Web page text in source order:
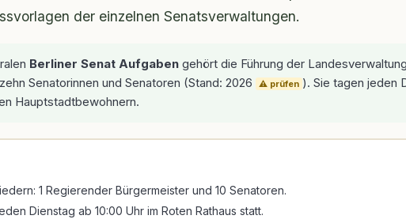
der einzelnen Senatsverwaltungen.
Berliner Senat Aufgaben gehört die Führung der
Senatorinnen und Senatoren (Stand: 2026
⚠️ prüfen ). Sie tagen jeden
Hauptstadtbewohnern.
1 Regierender Bürgermeister und 10 Senatoren.
Dienstag ab 10:00 Uhr im Roten Rathaus statt.